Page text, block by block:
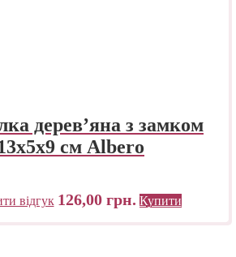
дерев’яна з замком
см Albero
відгук 126,00 грн. Купити